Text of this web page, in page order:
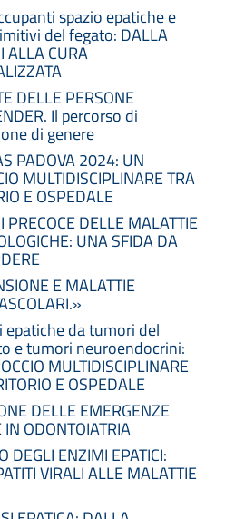
spazio epatiche e
del fegato: DALLA
ALLA CURA
DELLE PERSONE
Il percorso di
di genere
PADOVA 2024: UN
MULTIDISCIPLINARE TRA
E OSPEDALE
PRECOCE DELLE MALATTIE
UNA SFIDA DA
E MALATTIE
epatiche da tumori del
e tumori neuroendocrini:
MULTIDISCIPLINARE
E OSPEDALE
DELLE EMERGENZE
ODONTOIATRIA
DEGLI ENZIMI EPATICI:
VIRALI ALLE MALATTIE